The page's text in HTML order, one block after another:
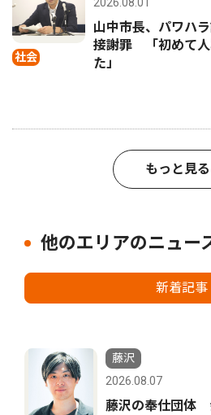
社会
2026.08.01
山中市長、パワハ
接謝罪 「初めて人
た」
もっと見る
他のエリアのニュー
新着記事
藤沢
2026.08.07
藤沢の奉仕団体